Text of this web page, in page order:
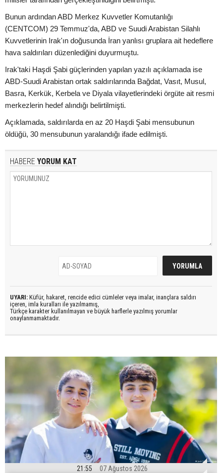
Bunun ardından ABD Merkez Kuvvetler Komutanlığı
(CENTCOM) 29 Temmuz'da, ABD ve Suudi Arabistan Silahlı
Kuvvetlerinin Irak'ın doğusunda İran yanlısı gruplara ait hedeflere
hava saldırıları düzenlediğini duyurmuştu.
Irak'taki Haşdi Şabi güçlerinden yapılan yazılı açıklamada ise
ABD-Suudi Arabistan ortak saldırılarında Bağdat, Vasıt, Musul,
Basra, Kerkük, Kerbela ve Diyala vilayetlerindeki örgüte ait resmi
merkezlerin hedef alındığı belirtilmişti.
Açıklamada, saldırılarda en az 20 Haşdi Şabi mensubunun
öldüğü, 30 mensubunun yaralandığı ifade edilmişti.
HABERE YORUM KAT
UYARI: Küfür, hakaret, rencide edici cümleler veya imalar, inançlara saldırı
içeren, imla kuralları ile yazılmamış,
Türkçe karakter kullanılmayan ve büyük harflerle yazılmış yorumlar
onaylanmamaktadır.
21:55 07 Ağustos 2026